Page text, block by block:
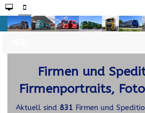
Firmen und
Firmenportraits,
Aktuell sind 831 Firmen und